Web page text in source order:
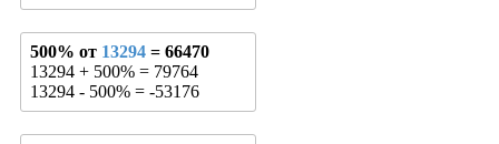
500% от 13294 = 66470
13294 + 500% = 79764
13294 - 500% = -53176